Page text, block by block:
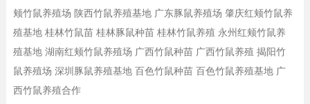
颊竹鼠养殖场 陕西竹鼠养殖基地 广东豚鼠养殖场 肇庆红颊竹鼠养
殖基地 桂林竹鼠苗 桂林豚鼠种苗 桂林竹鼠养殖 永州红颊竹鼠养
殖基地 湖南红颊竹鼠养殖场 广西竹鼠种苗 广西竹鼠养殖 揭阳竹
鼠养殖场 深圳豚鼠养殖基地 百色竹鼠种苗 百色竹鼠养殖基地 广
西竹鼠养殖合作